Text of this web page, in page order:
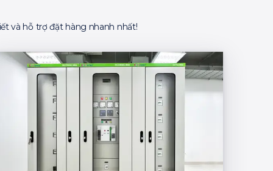
và hỗ trợ đặt hàng nhanh nhất!